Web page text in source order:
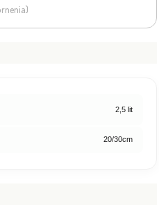
2,5 lit
20/30cm